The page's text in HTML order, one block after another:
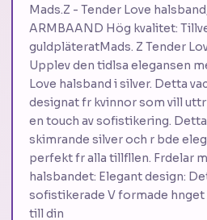
Mads.Z - Tender Love
ARMBAAND Hög kvalitet:
guldpläteratMads. Z Tender
Upplev den tidlsa elegansen
Love halsband i silver. Detta
designat fr kvinnor som vill
en touch av sofistikering.
skimrande silver och r bde
perfekt fr alla tillfllen. Frdelar
halsbandet: Elegant design:
sofistikerade V formade
till din